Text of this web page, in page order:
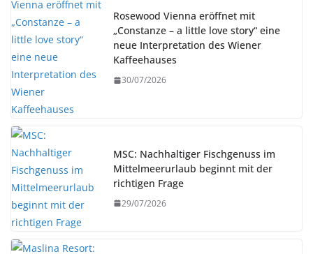
Rosewood Vienna eröffnet mit
„Constanze – a little love story“ eine
neue Interpretation des Wiener
Kaffeehauses
30/07/2026
MSC: Nachhaltiger Fischgenuss im
Mittelmeerurlaub beginnt mit der
richtigen Frage
29/07/2026